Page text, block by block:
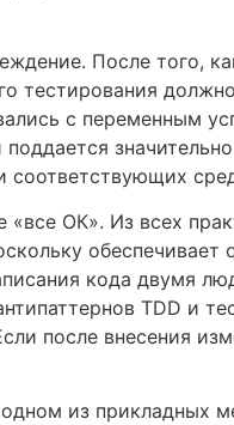
После того,
тестирования
с переменным
соответствующих
ОК». Из всех
обеспечивает
кода двумя
TDD и
после внесения
из прикладных